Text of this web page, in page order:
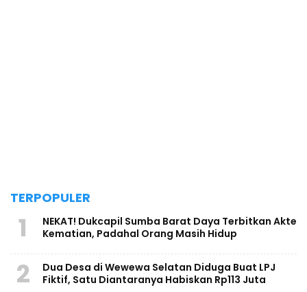
TERPOPULER
1
NEKAT! Dukcapil Sumba Barat Daya Terbitkan Akte
Kematian, Padahal Orang Masih Hidup
2
Dua Desa di Wewewa Selatan Diduga Buat LPJ
Fiktif, Satu Diantaranya Habiskan Rp113 Juta